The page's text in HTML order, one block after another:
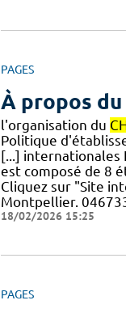
PAGES
À propos du
l'organisation du
Politique
[...] internationales
est composé de 8
Cliquez sur "Site
Montpellier.
18/02/2026 15:25
PAGES